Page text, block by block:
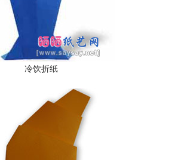
冷饮折纸